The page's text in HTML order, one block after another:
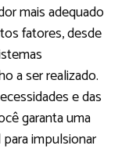
mais adequado
fatores, desde
a ser realizado.
e das
garanta uma
impulsionar